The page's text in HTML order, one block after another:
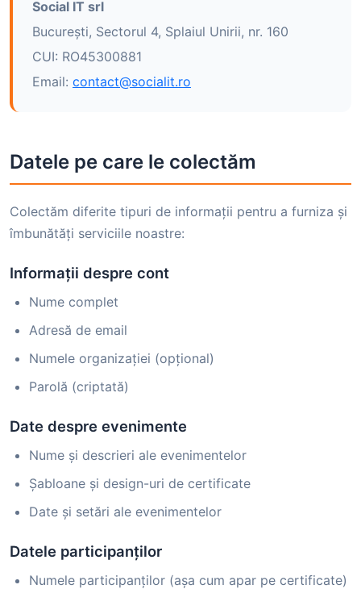
Social IT srl
București, Sectorul 4, Splaiul Unirii, nr. 160
CUI: RO45300881
Email: contact@socialit.ro
Datele pe care le colectăm
Colectăm diferite tipuri de informații pentru a furniza și
îmbunătăți serviciile noastre:
Informații despre cont
Nume complet
Adresă de email
Numele organizației (opțional)
Parolă (criptată)
Date despre evenimente
Nume și descrieri ale evenimentelor
Șabloane și design-uri de certificate
Date și setări ale evenimentelor
Datele participanților
Numele participanților (așa cum apar pe certificate)